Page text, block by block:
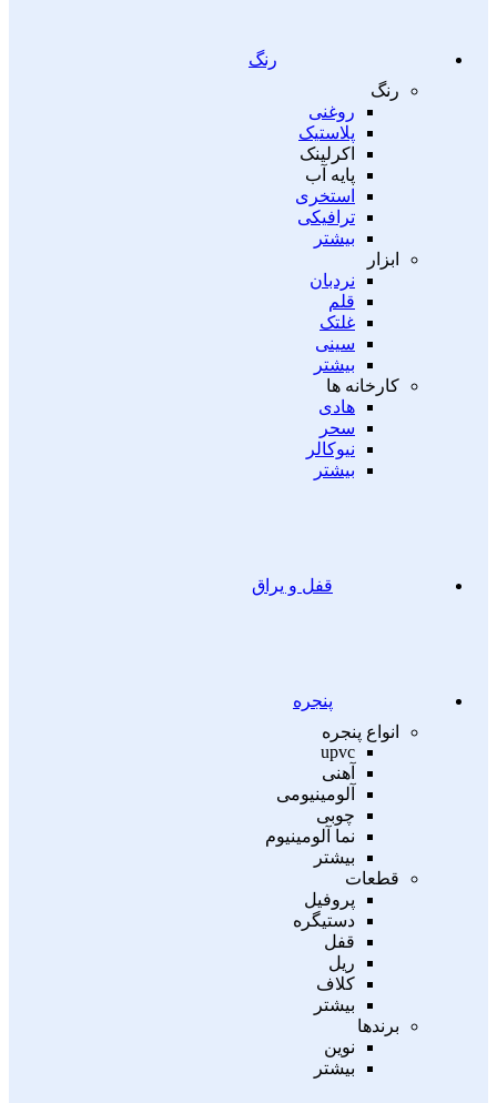
رنگ
رنگ
روغنی
پلاستیک
اکرلینک
پایه آب
استخری
ترافیکی
بیشتر
ابزار
نردبان
قلم
غلتک
سینی
بیشتر
کارخانه ها
هادی
سحر
نیوکالر
بیشتر
قفل و یراق
پنجره
انواع پنجره
upvc
آهنی
آلومینیومی
چوبی
نما آلومینیوم
بیشتر
قطعات
پروفیل
دستیگره
قفل
ریل
کلاف
بیشتر
برندها
نوین
بیشتر